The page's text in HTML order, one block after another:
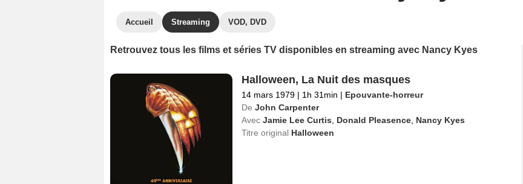
Accueil Streaming VOD, DVD
Retrouvez tous les films et séries TV disponibles en streaming avec Nancy Kyes
Halloween, La Nuit des masques
14 mars 1979 | 1h 31min | Epouvante-horreur
De John Carpenter
Avec Jamie Lee Curtis Donald Pleasence, Nancy Kyes
Titre original Halloween